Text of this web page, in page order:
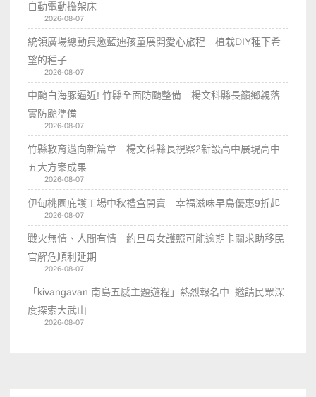
自動電動擔架床
2026-08-07
統領廣場總動員邀藍迪孩童展開愛心旅程 植栽DIY種下希
望的種子
2026-08-07
中颱白海豚逼近! 竹縣全面防颱整備 楊文科縣長籲鄉親落
實防颱準備
2026-08-07
竹縣教育邁向新篇章 楊文科縣長視察2新設高中展現高中
五大方案成果
2026-08-07
伊甸桃園庇護工場中秋禮盒開賣 幸福滋味早鳥優惠9折起
2026-08-07
戰火無情、人間有情 約旦母女護照可能逾期卡關求助移民
官解危順利延期
2026-08-07
「kivangavan 南島五感主題遊程」熱烈報名中 邀請民眾深
度探索大武山
2026-08-07